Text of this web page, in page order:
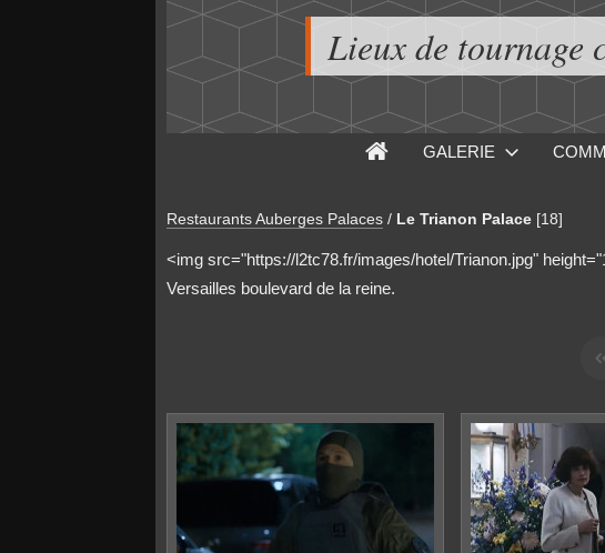
Lieux de tournage
GALERIE
Restaurants Auberges Palaces / Le Trianon Palace [18]
<img src="https://l2tc78.fr/images/hotel/Trianon.jpg"
Versailles boulevard de la reine.